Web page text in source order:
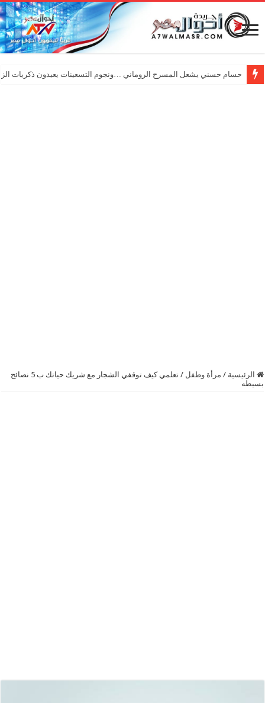
حسام حسني يشعل المسرح الروماني …ونجوم التسعينات يعيدون ذكريات
الرئيسية / مرأة وطفل /
تعلمي كيف توقفي الشجار مع شريك حياتك ب 5 نصائح
بسيطه